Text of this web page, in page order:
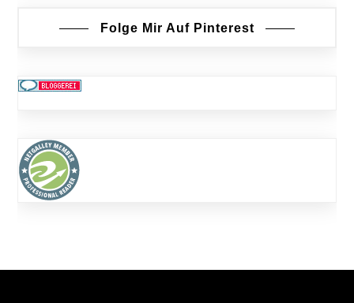
Folge Mir Auf Pinterest